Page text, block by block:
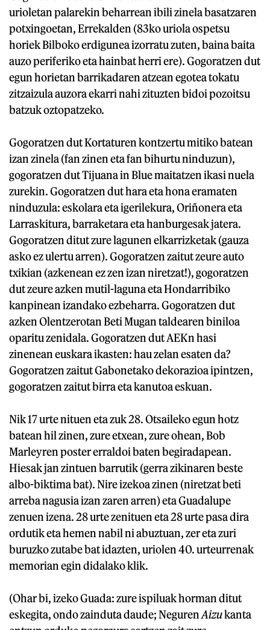
urioletan palarekin beharrean ibili zinela basatzaren
potxingoetan, Errekalden (83ko uriola ospetsu
horiek Bilboko erdigunea izorratu zuten, baina baita
auzo periferiko eta hainbat herri ere). Gogoratzen dut
egun horietan barrikadaren atzean egotea tokatu
zitzaizula auzora ekarri nahi zituzten bidoi pozoitsu
batzuk oztopatzeko.
Gogoratzen dut Kortaturen kontzertu mitiko batean
izan zinela (fan zinen eta fan bihurtu ninduzun),
gogoratzen dut Tijuana in Blue maitatzen ikasi nuela
zurekin. Gogoratzen dut hara eta hona eramaten
ninduzula: eskolara eta igerilekura, Oriñonera eta
Larraskitura, barraketara eta hanburgesak jatera.
Gogoratzen ditut zure lagunen elkarrizketak (gauza
asko ez ulertu arren). Gogoratzen zaitut zeure auto
txikian (azkenean ez zen izan niretzat!), gogoratzen
dut zeure azken mutil-laguna eta Hondarribiko
kanpinean izandako ezbeharra. Gogoratzen dut
azken Olentzerotan Beti Mugan taldearen biniloa
oparitu zenidala. Gogoratzen dut AEKn hasi
zinenean euskara ikasten: hau zelan esaten da?
Gogoratzen zaitut Gabonetako dekorazioa ipintzen,
gogoratzen zaitut birra eta kanutoa eskuan.
Nik 17 urte nituen eta zuk 28. Otsaileko egun hotz
batean hil zinen, zure etxean, zure ohean, Bob
Marleyren poster erraldoi baten begiradapean.
Hiesak jan zintuen barrutik (gerra zikinaren beste
albo-biktima bat). Nire izekoa zinen (niretzat beti
arreba nagusia izan zaren arren) eta Guadalupe
zenuen izena. 28 urte zenituen eta 28 urte pasa dira
ordutik eta hemen nabil ni abuztuan, zer eta zuri
buruzko zutabe bat idazten, uriolen 40. urteurrenak
memorian egin didalako klik.
(Ohar bi, izeko Guada: zure ispiluak horman ditut
eskegita, ondo zainduta daude; NegurenAizukanta